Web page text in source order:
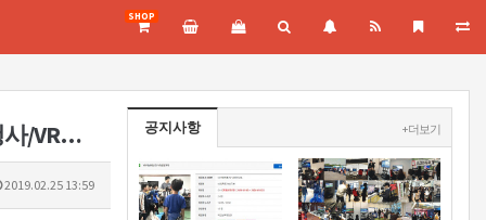
SHOP
2017 경정과 함께하는 행복세상 축제-VR체험존/VR렌탈대여임대/VR행사/VR영상촬영제작
2019.02.25 13:59
공지사항 + 더보기